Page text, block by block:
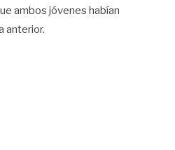
ambos jóvenes habían
anterior.